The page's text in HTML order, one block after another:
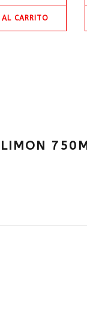
CARRITO
LIMON